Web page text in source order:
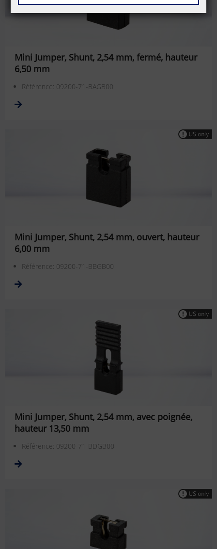
Mini Jumper, Shunt, 2,54 mm, fermé, hauteur
6,50 mm
Référence: 09200-71-BAGB00
Mini Jumper, Shunt, 2,54 mm, ouvert, hauteur
6,00 mm
Référence: 09200-71-BBGB00
Mini Jumper, Shunt, 2,54 mm, avec poignée,
hauteur 13,50 mm
Référence: 09200-71-BDGB00